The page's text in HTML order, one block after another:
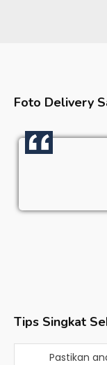
Foto Delivery
Tips Singkat
Pastikan